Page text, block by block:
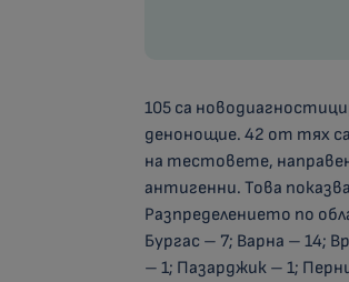
105 са
денонощие. 42 от тях
на тестовете,
антигенни. Това
Разпределението по
Бургас – 7; Варна – 14;
– 1; Пазарджик – 1;